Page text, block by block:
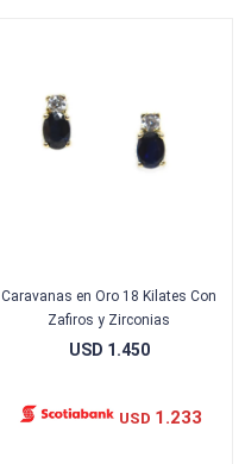
Caravanas en Oro 18 Kilates Con
Zafiros y Zirconias
USD 1.450
USD 1.233